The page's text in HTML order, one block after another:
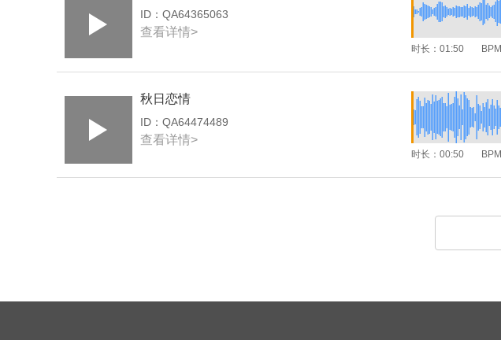
ID： QA64365063
查看详情>
时长： 01:50
秋日恋情
ID： QA64474489
查看详情>
时长： 00:50